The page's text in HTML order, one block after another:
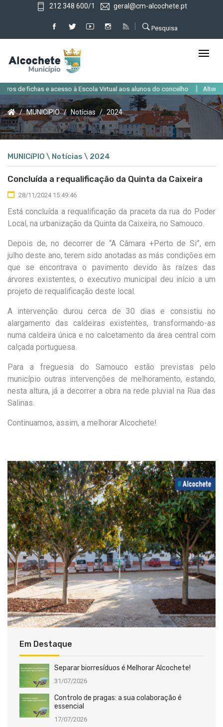
212 348 600/1 geral@cm-alcochete.pt
Pesquisa
de fichas e acesso à Escola Virtual aos alunos do concelho | Alteração
MUNICíPIO Notícias 2024
MUNICíPIO \ Notícias \ 2024
Concluída a requalificação da Quinta da Caixeira
28/11/2024 15:49:46
Está concluída a requalificação da praceta da rua do Poder
Local, na urbanização da Quinta da Caixeira, no Samouco.
Depois de, no decorrer de “A Câmara +Perto de Si”, em
julho deste ano, terem sido anotadas as más condições em
que se encontrava o pavimento devido às raízes das
árvores existentes, o executivo municipal deu início a um
projeto de requalificação deste local.
A intervenção durou cerca de 30 dias e consistiu no
alargamento das caldeiras existentes, transformando-as
numa caldeira única e no calcetamento da área central com
calçada portuguesa.
Para a freguesia do Samouco estão previstas pelo
município outras intervenções de melhoramento, estando,
nesta altura, já a decorrer a obra na rede pluvial na Rua das
Salinas.
Continuamos, assim, a melhorar Alcochete!
Em Destaque
Separar biorresíduos é Melhorar Alcochete!
31/07/2026
Controlo de pragas: a sua colaboração é
essencial
17/07/2026